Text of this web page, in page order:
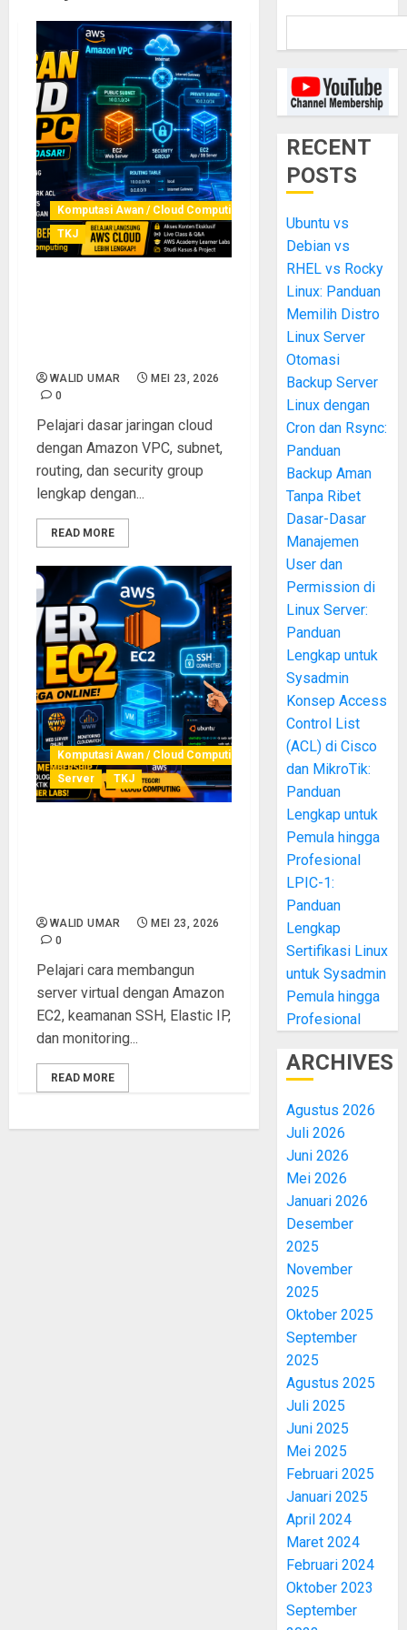
Komputasi Awan / Cloud Computing
TKJ
WALID UMAR
MEI 23, 2026
0
Pelajari dasar jaringan cloud
dengan Amazon VPC, subnet,
routing, dan security group
lengkap dengan...
READ MORE
Komputasi Awan / Cloud Computing
Server
TKJ
WALID UMAR
MEI 23, 2026
0
Pelajari cara membangun
server virtual dengan Amazon
EC2, keamanan SSH, Elastic IP,
dan monitoring...
READ MORE
RECENT
POSTS
Ubuntu vs
Debian vs
RHEL vs Rocky
Linux: Panduan
Memilih Distro
Linux Server
Otomasi
Backup Server
Linux dengan
Cron dan Rsync:
Panduan
Backup Aman
Tanpa Ribet
Dasar-Dasar
Manajemen
User dan
Permission di
Linux Server:
Panduan
Lengkap untuk
Sysadmin
Konsep Access
Control List
(ACL) di Cisco
dan MikroTik:
Panduan
Lengkap untuk
Pemula hingga
Profesional
LPIC-1:
Panduan
Lengkap
Sertifikasi Linux
untuk Sysadmin
Pemula hingga
Profesional
ARCHIVES
Agustus 2026
Juli 2026
Juni 2026
Mei 2026
Januari 2026
Desember
2025
November
2025
Oktober 2025
September
2025
Agustus 2025
Juli 2025
Juni 2025
Mei 2025
Februari 2025
Januari 2025
April 2024
Maret 2024
Februari 2024
Oktober 2023
September